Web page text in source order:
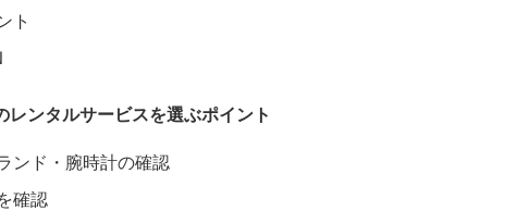
ト
レンタルサービスを選ぶポイント
ンド・腕時計の確認
確認